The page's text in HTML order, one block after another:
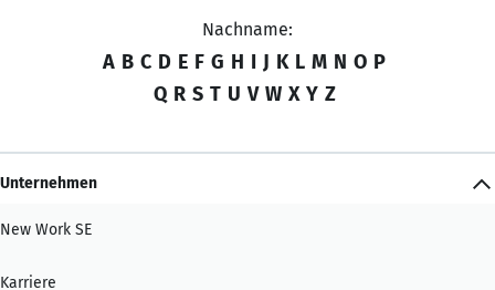
Nachname:
A B C D E F G H I J K L M N O P
Q R S T U V W X Y Z
Unternehmen
New Work SE
Karriere